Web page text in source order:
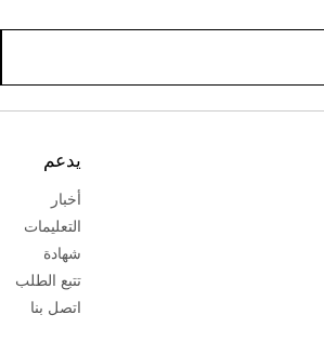
يدعم
أخبار
التعليمات
شهادة
تتبع الطلب
اتصل بنا